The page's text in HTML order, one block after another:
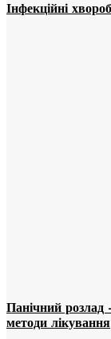
Інфекційні
Панічний
методи лікування